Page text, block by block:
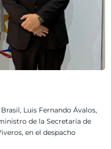
Luis Fernando Ávalos,
de la Secretaría de
en el despacho